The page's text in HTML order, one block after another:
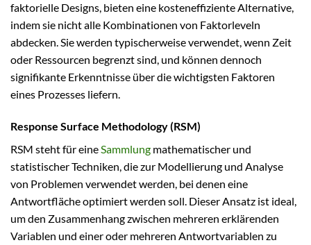
faktorielle Designs, bieten eine kosteneffiziente Alternative,
indem sie nicht alle Kombinationen von Faktorleveln
abdecken. Sie werden typischerweise verwendet, wenn Zeit
oder Ressourcen begrenzt sind, und können dennoch
signifikante Erkenntnisse über die wichtigsten Faktoren
eines Prozesses liefern.
Response Surface Methodology (RSM)
RSM steht für eine Sammlung mathematischer und
statistischer Techniken, die zur Modellierung und Analyse
von Problemen verwendet werden, bei denen eine
Antwortfläche optimiert werden soll. Dieser Ansatz ist ideal,
um den Zusammenhang zwischen mehreren erklärenden
Variablen und einer oder mehreren Antwortvariablen zu